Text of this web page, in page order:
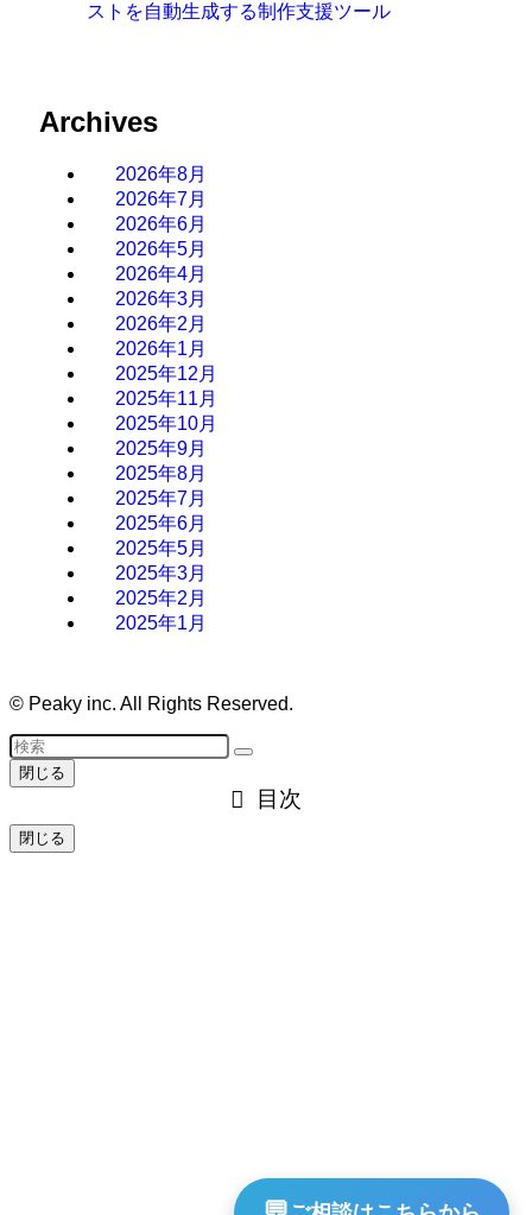
ストを自動生成する制作支援ツール
Archives
2026年8月
2026年7月
2026年6月
2026年5月
2026年4月
2026年3月
2026年2月
2026年1月
2025年12月
2025年11月
2025年10月
2025年9月
2025年8月
2025年7月
2025年6月
2025年5月
2025年3月
2025年2月
2025年1月
© Peaky inc. All Rights Reserved.
閉じる
目次
閉じる